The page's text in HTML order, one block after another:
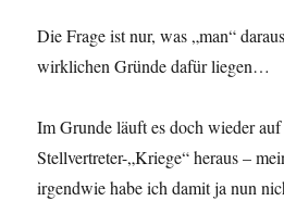
Die Frage ist nur, was „man“
wirklichen Gründe dafür liegen…
Im Grunde läuft es doch wieder
Stellvertreter-„Kriege“ heraus –
irgendwie habe ich damit ja nun